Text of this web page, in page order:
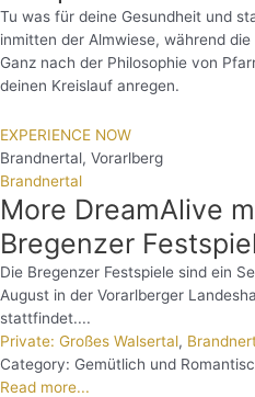
Tu was für deine Gesundheit und
inmitten der Almwiese, während
Ganz nach der Philosophie von
deinen Kreislauf anregen.
EXPERIENCE NOW
Brandnertal, Vorarlberg
Brandnertal
More DreamAlive
Bregenzer
Die Bregenzer Festspiele sind ein
August in der Vorarlberger
stattfindet....
Private: Großes Walsertal,
Category: Gemütlich und
Read more...